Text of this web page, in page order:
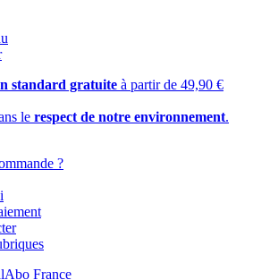
standard gratuite à partir de 49,90 €
le respect de notre environnement.
?